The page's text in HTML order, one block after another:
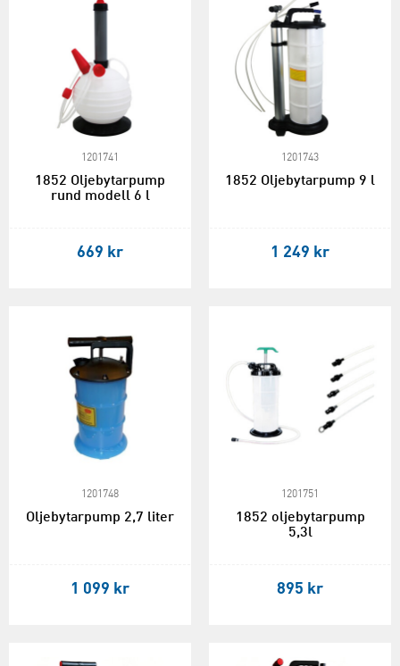
1201741
1852 Oljebytarpump
rund modell 6 l
669 kr
1201743
1852 Oljebytarpump 9 l
1 249 kr
1201748
Oljebytarpump 2,7 liter
1 099 kr
1201751
1852 oljebytarpump
5,3l
895 kr